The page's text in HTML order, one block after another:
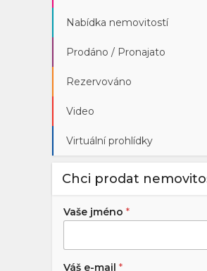
Nabídka nemovitostí
Prodáno / Pronajato
Rezervováno
Video
Virtuální prohlídky
Chci prodat
Vaše jméno *
Váš e-mail *